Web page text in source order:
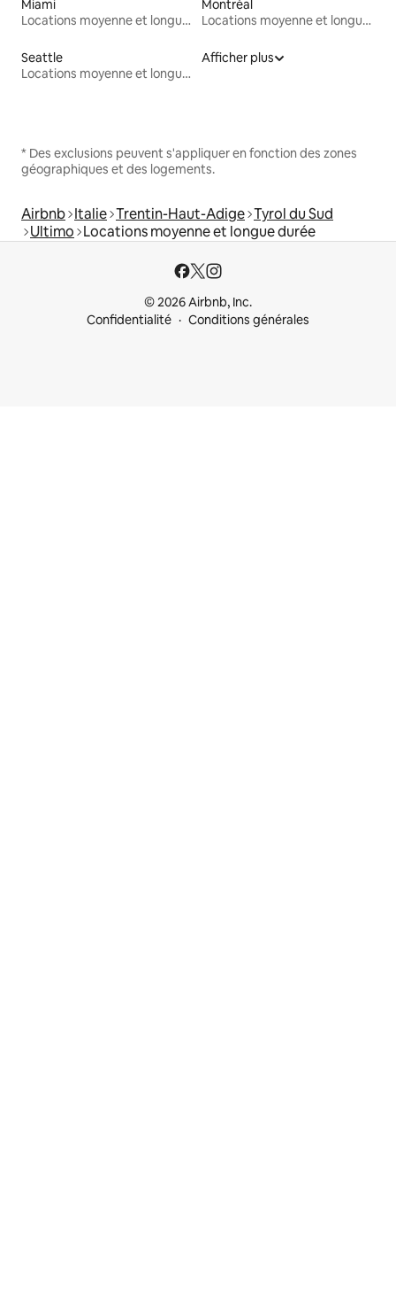
Miami
Locations moyenne et longue durée
Montréal
Locations moyenne et longue durée
Seattle
Locations moyenne et longue durée
Afficher plus
* Des exclusions peuvent s'appliquer en fonction des zones
géographiques et des logements.
Airbnb Italie Trentin-Haut-Adige Tyrol du Sud
Ultimo Locations moyenne et longue durée
© 2026 Airbnb, Inc.
Confidentialité
Conditions générales